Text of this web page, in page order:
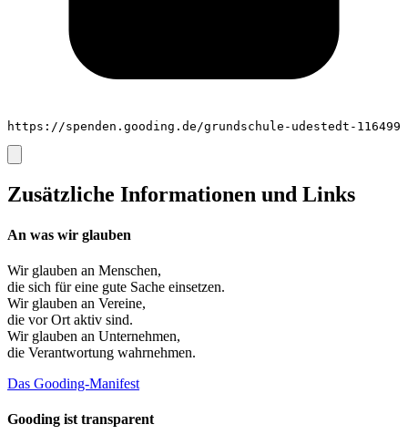
https://spenden.gooding.de/grundschule-udestedt-116499
Zusätzliche Informationen und Links
An was wir glauben
Wir glauben an Menschen,
die sich für eine gute Sache einsetzen.
Wir glauben an Vereine,
die vor Ort aktiv sind.
Wir glauben an Unternehmen,
die Verantwortung wahrnehmen.
Das Gooding-Manifest
Gooding ist transparent